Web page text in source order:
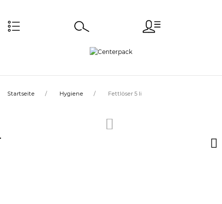
Startseite Hygiene Fettlöser 5 li